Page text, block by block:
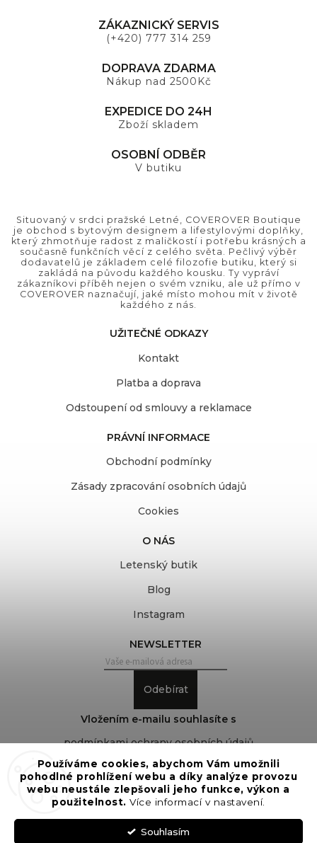
Používáme cookies, abychom Vám umožnili
pohodlné prohlížení webu a díky analýze provozu
webu neustále zlepšovali jeho funkce, výkon a
použitelnost.Více informací v nastavení.
Souhlasím
ZÁKAZNICKÝ SERVIS
(+420) 777 314 259
DOPRAVA ZDARMA
Nákup nad 2500Kč
EXPEDICE DO 24H
Zboží skladem
OSOBNÍ ODBĚR
V butiku
Situovaný v srdci pražské Letné, COVEROVER Boutique
je obchod s bytovým designem a lifestylovými doplňky,
který zhmotňuje radost z maličkostí i potřebu krásných a
současně funkčních věcí z celého světa. Pečlivý výběr
dodavatelů je základem celé filozofie butiku, který si
zakládá na původu každého kousku. Ty vypráví
zákazníkovi příběh nejen o svém vzniku, ale už přímo v
COVEROVER naznačují, jaké místo mohou mít v životě
každého z nás.
UŽITEČNÉ ODKAZY
Kontakt
Platba a doprava
Odstoupení od smlouvy a reklamace
PRÁVNÍ INFORMACE
Obchodní podmínky
Zásady zpracování osobních údajů
Cookies
O NÁS
Letenský butik
Blog
Instagram
NEWSLETTER
Odebírat
Vložením e-mailu souhlasíte s
podmínkami ochrany osobních údajů
Copyright 2026COVEROVER. Všechna práva
vyhrazena.
Upravit nastavení cookies